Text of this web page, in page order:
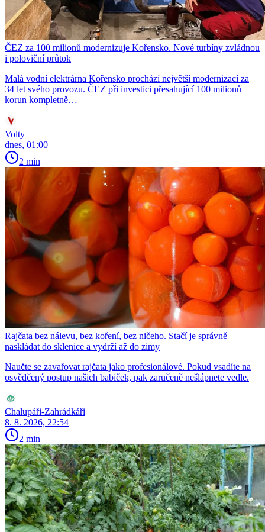
ČEZ za 100 milionů modernizuje Kořensko. Nové turbíny zvládnou
i poloviční průtok
Malá vodní elektrárna Kořensko prochází největší modernizací za
34 let svého provozu. ČEZ při investici přesahující 100 milionů
korun kompletně…
Volty
dnes, 01:00
2 min
Rajčata bez nálevu, bez koření, bez ničeho. Stačí je správně
naskládat do sklenice a vydrží až do zimy
Naučte se zavařovat rajčata jako profesionálové. Pokud vsadíte na
osvědčený postup našich babiček, pak zaručeně nešlápnete vedle.
Chalupáři-Zahrádkáři
8. 8. 2026, 22:54
2 min